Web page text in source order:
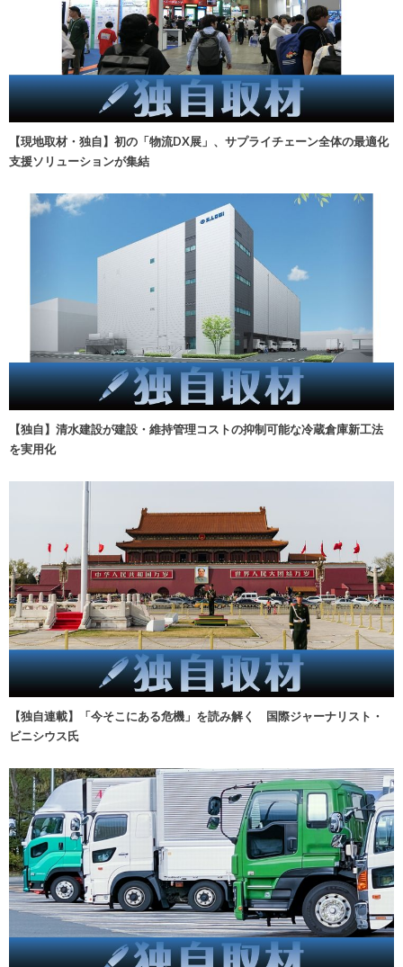
【現地取材・独自】初の「物流DX展」、サプライチェーン全体の最適化
支援ソリューションが集結
【独自】清水建設が建設・維持管理コストの抑制可能な冷蔵倉庫新工法
を実用化
【独自連載】「今そこにある危機」を読み解く 国際ジャーナリスト・
ビニシウス氏